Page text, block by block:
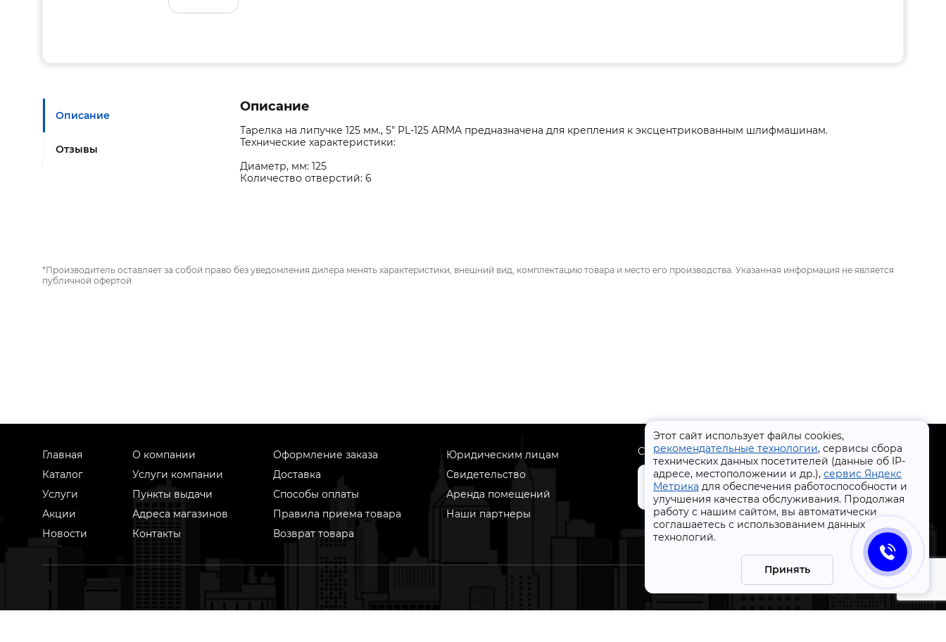
Этот сайт использует файлы cookies,
рекомендательные технологии, сервисы сбора
технических данных посетителей (данные об IP-
адресе, местоположении и др.), сервис Яндекс
Метрика для обеспечения работоспособности и
улучшения качества обслуживания. Продолжая
работу с нашим сайтом, вы автоматически
соглашаетесь с использованием данных
технологий.
Принять
Описание
Отзывы
Описание
Тарелка на липучке 125 мм., 5" PL-125 ARMA предназначена для крепления к эксцентрикованным шлифмашинам.
Технические характеристики:
Диаметр, мм: 125
Количество отверстий: 6
*Производитель оставляет за собой право без уведомления дилера менять характеристики, внешний вид, комплектацию товара и место его производства. Указанная информация не является
публичной офертой
Главная
Каталог
Услуги
Акции
Новости
О компании
Услуги компании
Пункты выдачи
Адреса магазинов
Контакты
Оформление заказа
Доставка
Способы оплаты
Правила приема товара
Возврат товара
Юридическим лицам
Свидетельство
Аренда помещений
Наши партнеры
Скачать приложение
+7 (4832) 31-77-77
На информационном ресурсе применяются рекомендательные